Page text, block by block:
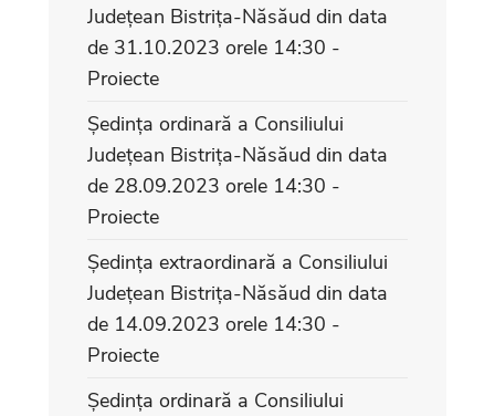
Județean Bistrița-Năsăud din data
de 31.10.2023 orele 14:30 -
Proiecte
Ședința ordinară a Consiliului
Județean Bistrița-Năsăud din data
de 28.09.2023 orele 14:30 -
Proiecte
Ședința extraordinară a Consiliului
Județean Bistrița-Năsăud din data
de 14.09.2023 orele 14:30 -
Proiecte
Ședința ordinară a Consiliului